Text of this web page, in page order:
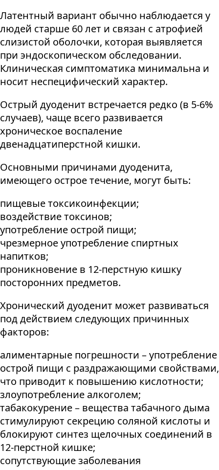
Латентный вариант обычно наблюдается у
людей старше 60 лет и связан с атрофией
слизистой оболочки, которая выявляется
при эндоскопическом обследовании.
Клиническая симптоматика минимальна и
носит неспецифический характер.
Острый дуоденит встречается редко (в 5-6%
случаев), чаще всего развивается
хроническое воспаление
двенадцатиперстной кишки.
Основными причинами дуоденита,
имеющего острое течение, могут быть:
пищевые токсикоинфекции;
воздействие токсинов;
употребление острой пищи;
чрезмерное употребление спиртных
напитков;
проникновение в 12-перстную кишку
посторонних предметов.
Хронический дуоденит может развиваться
под действием следующих причинных
факторов:
алиментарные погрешности – употребление
острой пищи с раздражающими свойствами,
что приводит к повышению кислотности;
злоупотребление алкоголем;
табакокурение – вещества табачного дыма
стимулируют секрецию соляной кислоты и
блокируют синтез щелочных соединений в
12-перстной кишке;
сопутствующие заболевания